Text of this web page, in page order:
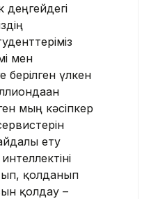
деңгейдегі
мен
берілген үлкен
мың кәсіпкер
ету
қолданып
қолдау –